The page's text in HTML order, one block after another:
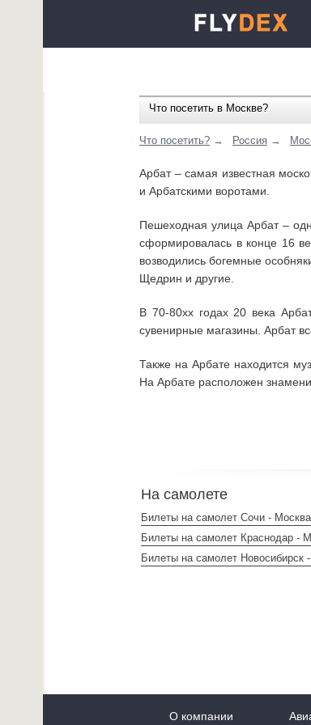
Что посетить в Москве?
Что посетить? → Россия →
Арбат – самая известная
и Арбатскими воротами.
Пешеходная улица Арбат –
сформировалась в конце 16
возводились богемные
Щедрин и другие.
В 70-80хх годах 20 века
сувенирные магазины. Арбат
Также на Арбате находится
На Арбате расположен
На самолете
Билеты на самолет Сочи - Москва
Билеты на самолет Краснодар -
Билеты на самолет Новосибирск
О компании